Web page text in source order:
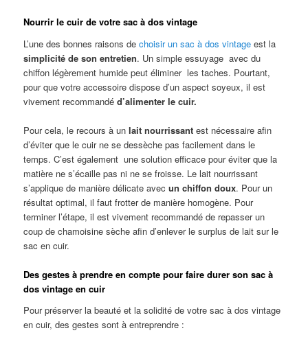
Nourrir le cuir de votre sac à dos vintage
L’une des bonnes raisons dechoisir un sac à dos vintage est la
simplicité de son entretien. Un simple essuyage avec du
chiffon légèrement humide peut éliminer les taches. Pourtant,
pour que votre accessoire dispose d’un aspect soyeux, il est
vivement recommandéd’alimenter le cuir.
Pour cela, le recours à unlait nourrissant est nécessaire afin
d’éviter que le cuir ne se dessèche pas facilement dans le
temps. C’est également une solution efficace pour éviter que la
matière ne s’écaille pas ni ne se froisse. Le lait nourrissant
s’applique de manière délicate avecun chiffon doux. Pour un
résultat optimal, il faut frotter de manière homogène. Pour
terminer l’étape, il est vivement recommandé de repasser un
coup de chamoisine sèche afin d’enlever le surplus de lait sur le
sac en cuir.
Des gestes à prendre en compte pour faire durer son sac à
dos vintage en cuir
Pour préserver la beauté et la solidité de votre sac à dos vintage
en cuir, des gestes sont à entreprendre :